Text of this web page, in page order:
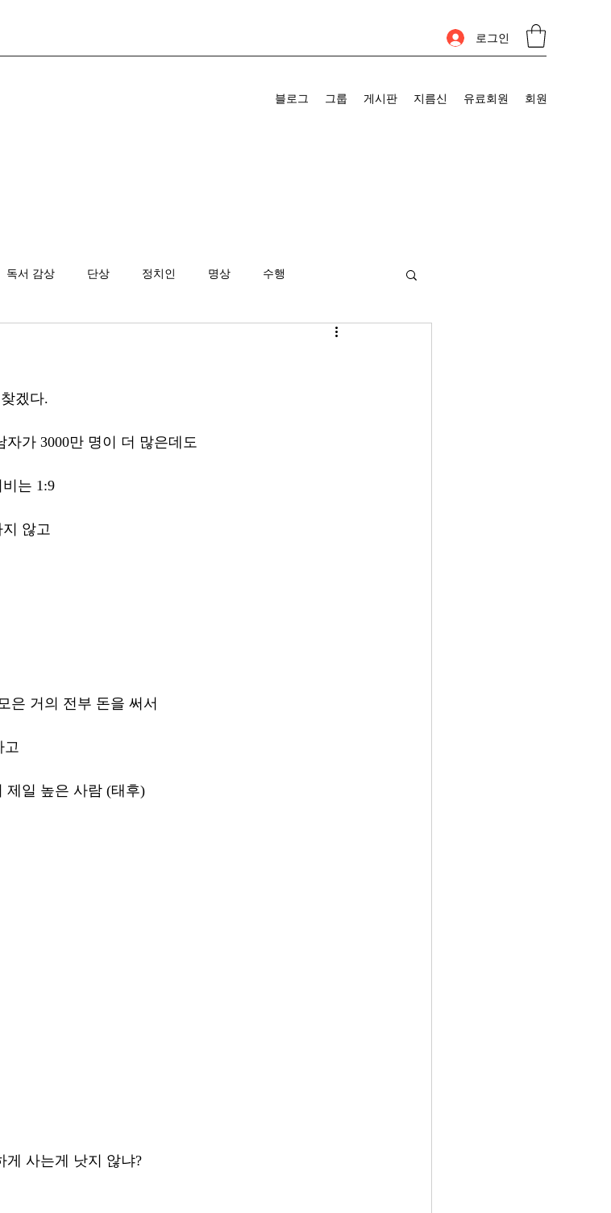
로그인
블로그 그룹 게시판 지름신 유료회원 회원
독서 감상 단상 정치인 명상 수행
겠다.
가 3000만 명이 더 많은데도
는 1:9
않고
은 거의 전부 돈을 써서
제일 높은 사람 (태후)
게 사는게 낫지 않냐?